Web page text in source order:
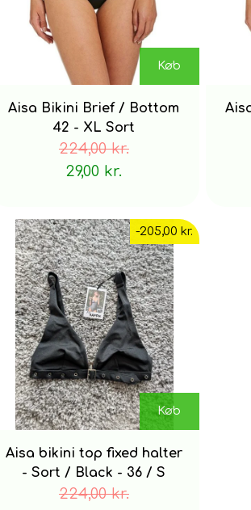
Køb
Aisa Bikini Brief / Bottom
42 - XL Sort
224,00 kr.
29,00 kr.
-205,00 kr.
Køb
Aisa bikini top fixed halter
- Sort / Black - 36 / S
224,00 kr.